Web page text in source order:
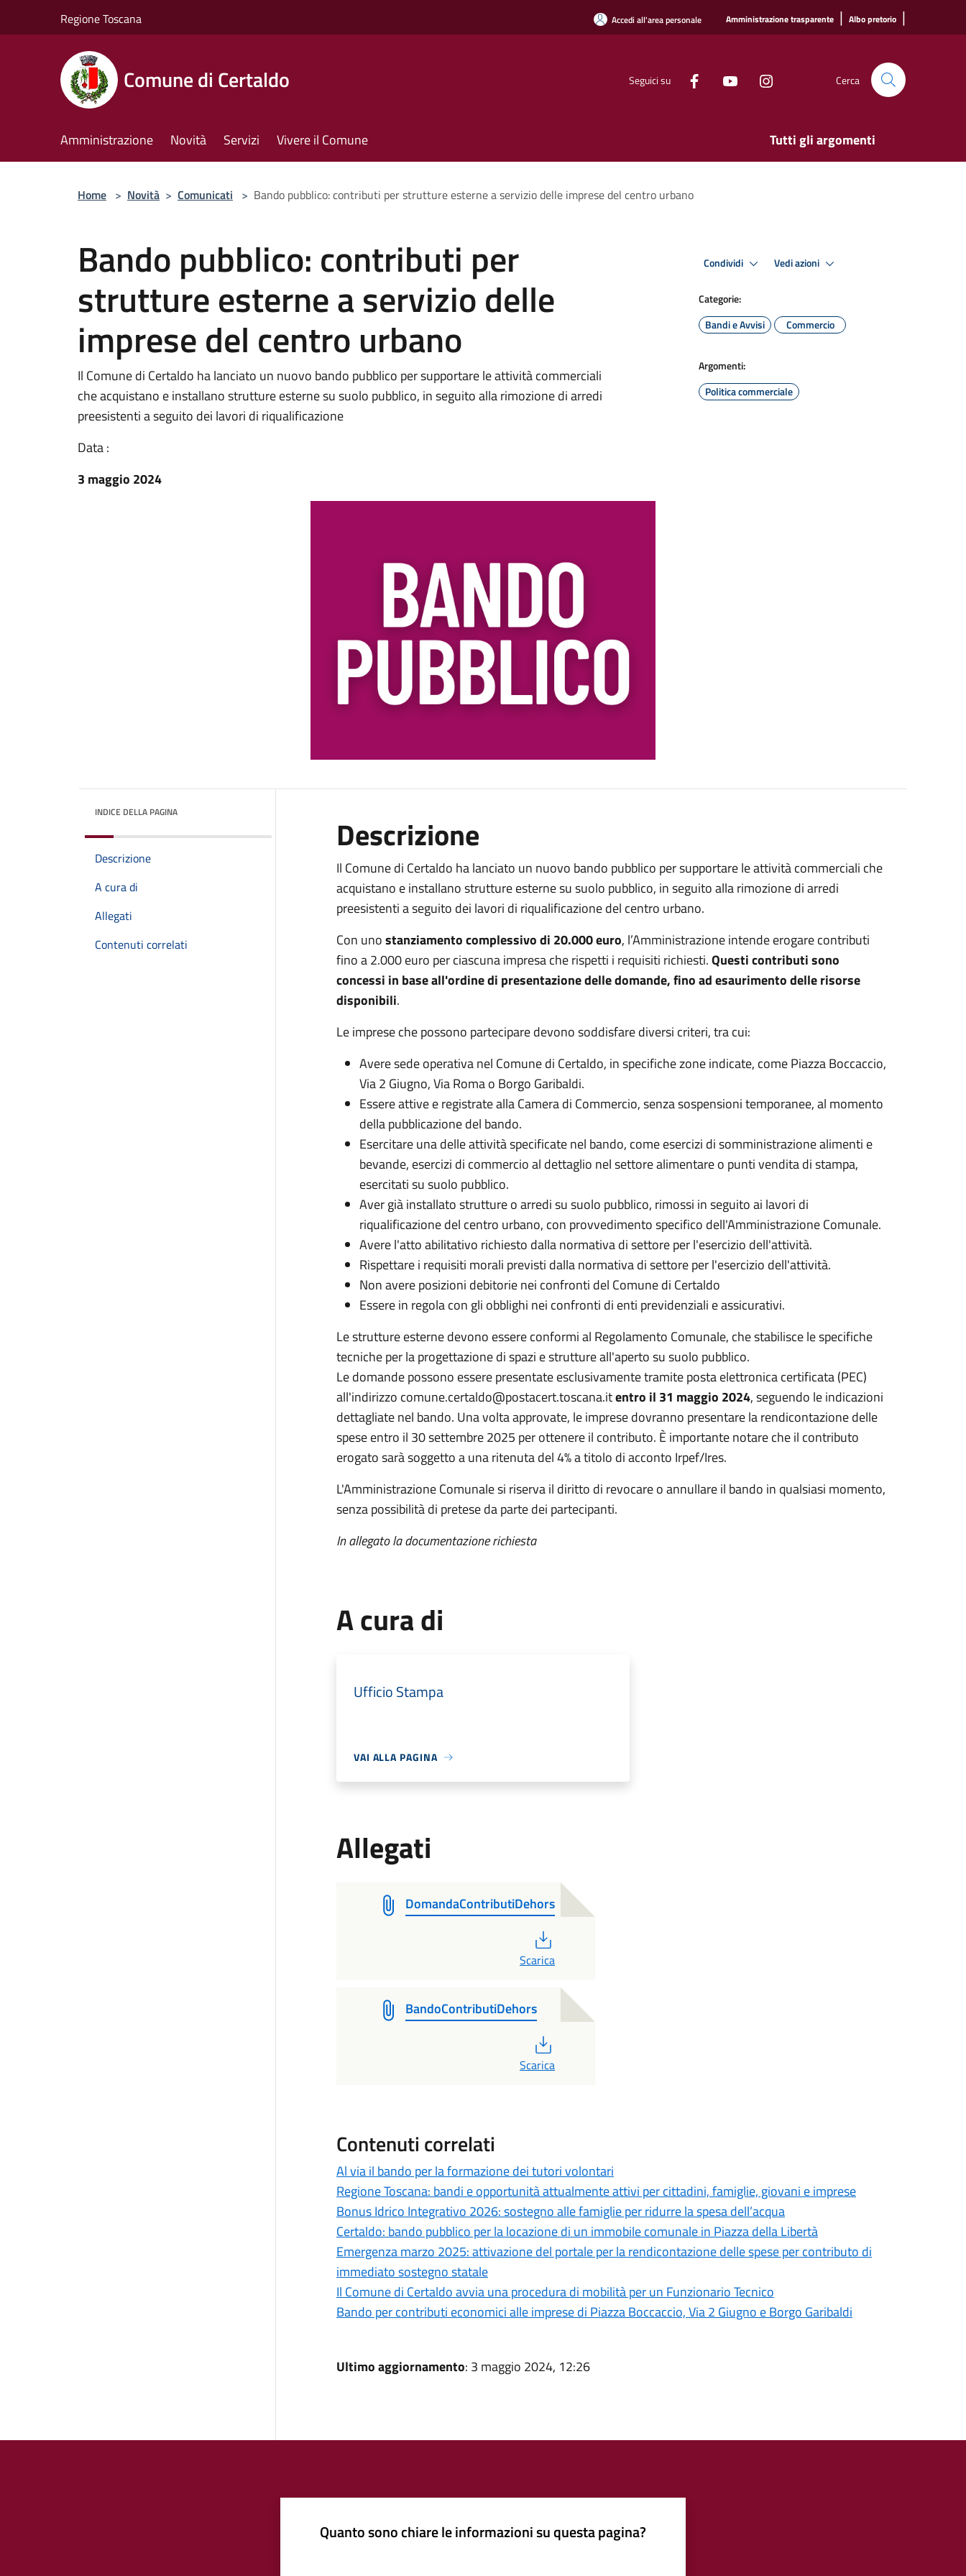
Regione Toscana Accedi all'area personale Amministrazione trasparente | Albo pretorio |
Comune di Certaldo Seguici su Cerca
Amministrazione Novità Servizi Vivere il Comune Tutti gli argomenti
Home > Novità > Comunicati > Bando pubblico: contributi per strutture esterne a servizio delle imprese del centro urbano
Bando pubblico: contributi per
strutture esterne a servizio delle
imprese del centro urbano
Il Comune di Certaldo ha lanciato un nuovo bando pubblico per supportare le attività commerciali
che acquistano e installano strutture esterne su suolo pubblico, in seguito alla rimozione di arredi
preesistenti a seguito dei lavori di riqualificazione
Data :
3 maggio 2024
Condividi Vedi azioni
Categorie:
Bandi e Avvisi
Commercio
Argomenti:
Politica commerciale
INDICE DELLA PAGINA
Descrizione
A cura di
Allegati
Contenuti correlati
Descrizione
Il Comune di Certaldo ha lanciato un nuovo bando pubblico per supportare le attività commerciali che
acquistano e installano strutture esterne su suolo pubblico, in seguito alla rimozione di arredi
preesistenti a seguito dei lavori di riqualificazione del centro urbano.
Con unostanziamento complessivo di 20.000 euro, l’Amministrazione intende erogare contributi
fino a 2.000 euro per ciascuna impresa che rispetti i requisiti richiesti.Questicontributi sono
concessi in base all'ordine di presentazione delle domande, fino ad esaurimento delle risorse
disponibili.
Le imprese che possono partecipare devono soddisfare diversi criteri, tra cui:
Avere sede operativa nel Comune di Certaldo, in specifiche zone indicate, come Piazza Boccaccio,
Via 2 Giugno, Via Roma o Borgo Garibaldi.
Essere attive e registrate alla Camera di Commercio, senza sospensioni temporanee, al momento
della pubblicazione del bando.
Esercitare una delle attività specificate nel bando, come esercizi di somministrazione alimenti e
bevande, esercizi di commercio al dettaglio nel settore alimentare o punti vendita di stampa,
esercitati su suolo pubblico.
Aver già installato strutture o arredi su suolo pubblico, rimossi in seguito ai lavori di
riqualificazione del centro urbano, con provvedimento specifico dell'Amministrazione Comunale.
Avere l'atto abilitativo richiesto dalla normativa di settore per l'esercizio dell'attività.
Rispettare i requisiti morali previsti dalla normativa di settore per l'esercizio dell'attività.
Non avere posizioni debitorie nei confronti del Comune di Certaldo
Essere in regola con gli obblighi nei confronti di enti previdenziali e assicurativi.
Le strutture esterne devono essere conformi al Regolamento Comunale, che stabilisce le specifiche
tecniche per la progettazione di spazi e strutture all'aperto su suolo pubblico.
Le domande possono essere presentate esclusivamente tramite posta elettronica certificata (PEC)
all'indirizzo comune.certaldo@postacert.toscana.itentro il 31 maggio 2024, seguendo le indicazioni
dettagliate nel bando. Una volta approvate, le imprese dovranno presentare la rendicontazione delle
spese entro il 30 settembre 2025 per ottenere il contributo. È importante notare che il contributo
erogato sarà soggetto a una ritenuta del 4% a titolo di acconto Irpef/Ires.
L'Amministrazione Comunale si riserva il diritto di revocare o annullare il bando in qualsiasi momento,
senza possibilità di pretese da parte dei partecipanti.
In allegato la documentazione richiesta
A cura di
Ufficio Stampa
VAI ALLA PAGINA
Allegati
DomandaContributiDehors
Scarica
BandoContributiDehors
Scarica
Contenuti correlati
Al via il bando per la formazione dei tutori volontari
Regione Toscana: bandi e opportunità attualmente attivi per cittadini, famiglie, giovani e imprese
Bonus Idrico Integrativo 2026: sostegno alle famiglie per ridurre la spesa dell’acqua
Certaldo: bando pubblico per la locazione di un immobile comunale in Piazza della Libertà
Emergenza marzo 2025: attivazione del portale per la rendicontazione delle spese per contributo di
immediato sostegno statale
Il Comune di Certaldo avvia una procedura di mobilità per un Funzionario Tecnico
Bando per contributi economici alle imprese di Piazza Boccaccio, Via 2 Giugno e Borgo Garibaldi
Ultimo aggiornamento: 3 maggio 2024, 12:26
Quanto sono chiare le informazioni su questa pagina?